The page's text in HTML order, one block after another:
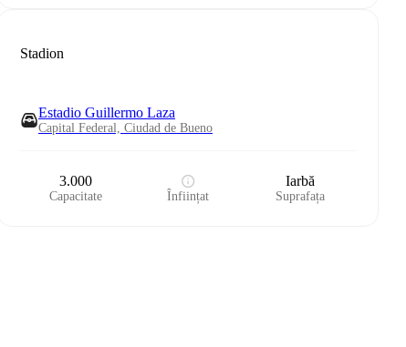
Stadion
Estadio Guillermo Laza
Capital Federal, Ciudad de Bueno
3.000
Capacitate Înființat
Iarbă
Suprafața